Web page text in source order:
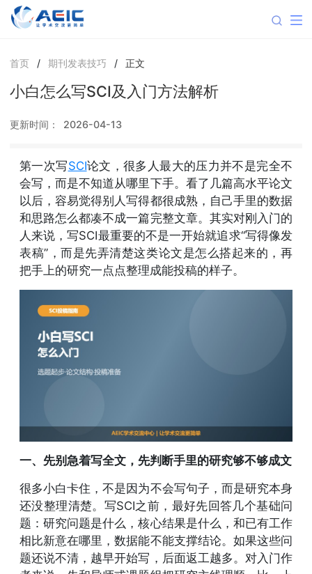
首页 / 期刊发表技巧 / 正文
小白怎么写SCI及入门方法解析
更新时间： 2026-04-13
第一次写SCI论文，很多人最大的压力并不是完全不
会写，而是不知道从哪里下手。看了几篇高水平论文
以后，容易觉得别人写得都很成熟，自己手里的数据
和思路怎么都凑不成一篇完整文章。其实对刚入门的
人来说，写SCI最重要的不是一开始就追求“写得像发
表稿”，而是先弄清楚这类论文是怎么搭起来的，再
把手上的研究一点点整理成能投稿的样子。
一、先别急着写全文，先判断手里的研究够不够成文
很多小白卡住，不是因为不会写句子，而是研究本身
还没整理清楚。写SCI之前，最好先回答几个基础问
题：研究问题是什么，核心结果是什么，和已有工作
相比新意在哪里，数据能不能支撑结论。如果这些问
题还说不清，越早开始写，后面返工越多。对入门作